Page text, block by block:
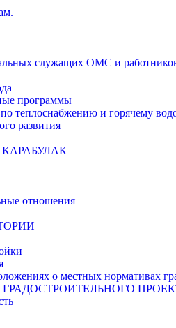
служащих ОМС и
программы
теплоснабжению и горячему
развития
отношения
о местных нормативах